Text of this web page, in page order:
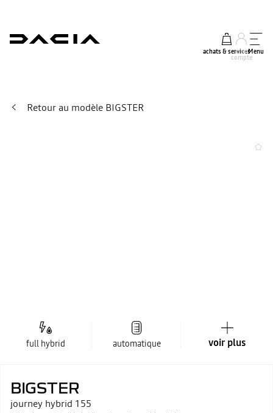
achats & services
mon
compte
Menu
Retour au modèle BIGSTER
full hybrid automatique voir plus
BIGSTER
journey hybrid 155